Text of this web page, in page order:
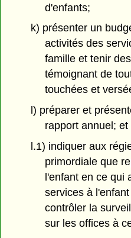
d'enfants;
k) présenter un
activités des
famille et tenir
témoignant de
touchées et
l) préparer et
rapport annuel; et
l.1) indiquer aux
primordiale que
l'enfant en ce qui
services à
contrôler la
sur les offices à